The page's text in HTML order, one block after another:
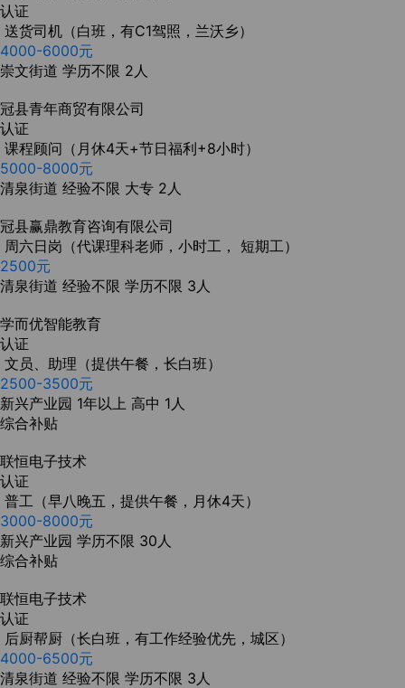
认证
送货司机（白班，有C1驾照，兰沃乡）
4000-6000元
崇文街道 学历不限 2人
冠县青年商贸有限公司
认证
课程顾问（月休4天+节日福利+8小时）
5000-8000元
清泉街道 经验不限 大专 2人
冠县赢鼎教育咨询有限公司
周六日岗（代课理科老师，小时工， 短期工）
2500元
清泉街道 经验不限 学历不限 3人
学而优智能教育
认证
文员、助理（提供午餐，长白班）
2500-3500元
新兴产业园 1年以上 高中 1人
综合补贴
联恒电子技术
认证
普工（早八晚五，提供午餐，月休4天）
3000-8000元
新兴产业园 学历不限 30人
综合补贴
联恒电子技术
认证
后厨帮厨（长白班，有工作经验优先，城区）
4000-6500元
清泉街道 经验不限 学历不限 3人